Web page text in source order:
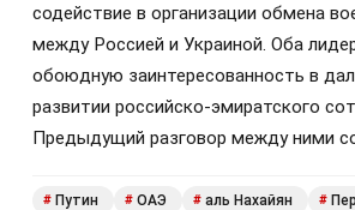
содействие в организации обмена
между Россией и Украиной. Оба
обоюдную заинтересованность в
развитии российско-эмиратского
Предыдущий разговор между ними
# Путин # ОАЭ # аль Нахайян #